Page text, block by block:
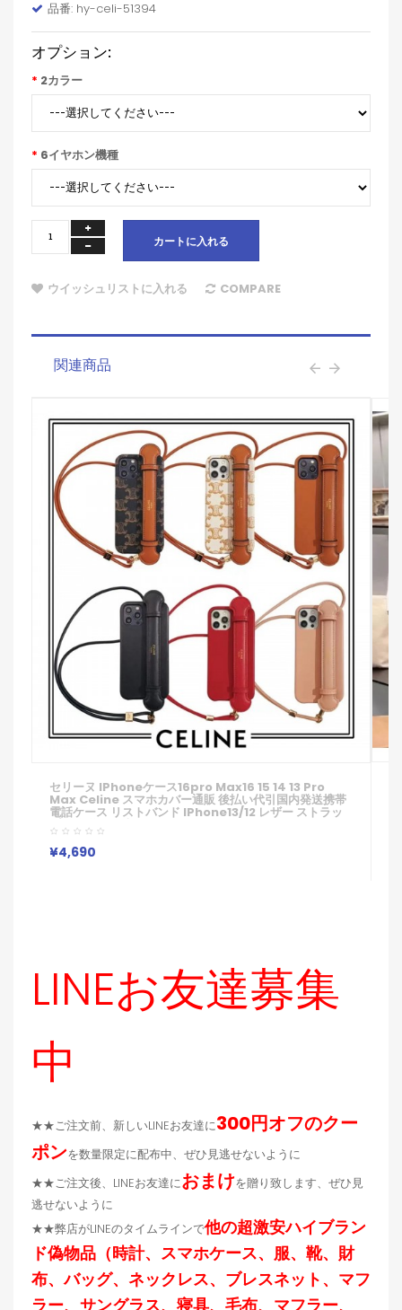
品番: hy-celi-51394
オプション:
2カラー
6イヤホン機種
カートに入れる
ウイッシュリストに入れる COMPARE
関連商品
セリーヌ IPhoneケース16pro Max16 15 14 13 Pro
Max Celine スマホカバー通販 後払い代引国内発送携帯
電話ケース リストバンド IPhone13/12 レザー ストラッ
プ 男女兼用欧米風
¥4,690
LINEお友達募集
中
★★ご注文前、新しいLINEお友達に300円オフのクー
ポンを数量限定に配布中、ぜひ見逃せないように
★★ご注文後、LINEお友達におまけを贈り致します、ぜひ見
逃せないように
★★弊店がLINEのタイムラインで他の超激安ハイブラン
ド偽物品（時計、スマホケース、服、靴、財
布、バッグ、ネックレス、ブレスネット、マフ
ラー、サングラス、寝具、毛布、マフラー、